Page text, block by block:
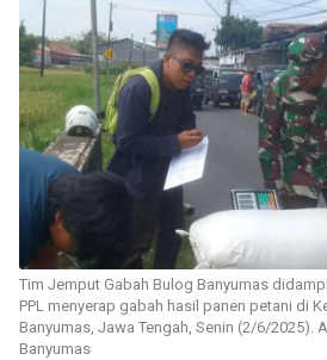
Tim Jemput Gabah Bulog Banyumas
PPL menyerap gabah hasil panen petani di
Banyumas, Jawa Tengah, Senin (2/6/2025).
Banyumas